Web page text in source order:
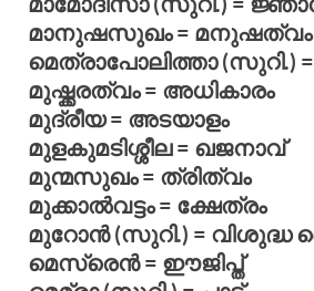
മാനുഷസുഖം = മനുഷത്വം
മെത്രാപോലിത്താ (സുറി.)
മുഷ്ക്കരത്വം = അധികാരം
മുദ്രീയ = അടയാളം
മുളകുമടിശ്ശീല = ഖജനാവ്
മുന്മസുഖം = ത്രിത്വം
മുക്കാല്‍വട്ടം = ക്ഷേത്രം
മുറോന്‍ (സുറി.) = വിശുദ്ധ
മെസ്രെന്‍ = ഈജിപ്ത്